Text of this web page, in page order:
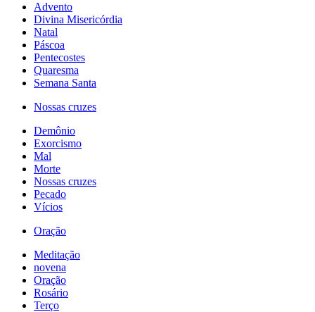
Advento
Divina Misericórdia
Natal
Páscoa
Pentecostes
Quaresma
Semana Santa
Nossas cruzes
Demônio
Exorcismo
Mal
Morte
Nossas cruzes
Pecado
Vícios
Oração
Meditação
novena
Oração
Rosário
Terço